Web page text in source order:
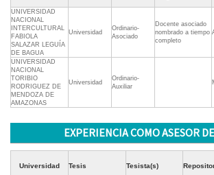
UNIVERSIDAD
NACIONAL
INTERCULTURAL
FABIOLA
SALAZAR LEGUÍA
DE BAGUA
Universidad
Ordinario-
Asociado
Docente asociado
nombrado a tiempo
completo
UNIVERSIDAD
NACIONAL
TORIBIO
RODRIGUEZ DE
MENDOZA DE
AMAZONAS
Universidad
Ordinario-
Auxiliar
EXPERIENCIA COMO ASESOR
Universidad Tesis Tesista(s)